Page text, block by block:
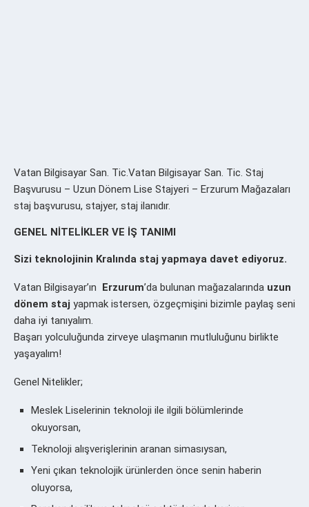
Vatan Bilgisayar San. Tic.Vatan Bilgisayar San. Tic. Staj
Başvurusu – Uzun Dönem Lise Stajyeri – Erzurum Mağazaları
staj başvurusu, stajyer, staj ilanıdır.
GENEL NİTELİKLER VE İŞ TANIMI
Sizi teknolojinin Kralında staj yapmaya davet ediyoruz.
Vatan Bilgisayar’ın Erzurum’da bulunan mağazalarında uzun
dönem staj yapmak istersen, özgeçmişini bizimle paylaş seni
daha iyi tanıyalım.
Başarı yolculuğunda zirveye ulaşmanın mutluluğunu birlikte
yaşayalım!
Genel Nitelikler;
Meslek Liselerinin teknoloji ile ilgili bölümlerinde
okuyorsan,
Teknoloji alışverişlerinin aranan simasıysan,
Yeni çıkan teknolojik ürünlerden önce senin haberin
oluyorsa,